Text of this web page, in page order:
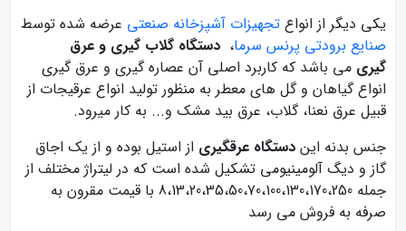
یکی دیگر از انواع تجهیزات آشپزخانه صنعتی عرضه شده توسط
صنایع برودتی پرنس سرما، دستگاه گلاب گیری و عرق
گیری می باشد که کاربرد اصلی آن عصاره گیری و عرق گیری
انواع گیاهان و گل های معطر به منظور تولید انواع عرقیجات از
قبیل عرق نعنا، گلاب، عرق بید مشک و... به کار میرود.
جنس بدنه این دستگاه عرقگیری از استیل بوده و از یک اجاق
گاز و دیگ آلومینیومی تشکیل شده است که در لیتراژ مختلف از
جمله 8،13،20،35،50،70،100،130،170،250 با قیمت مقرون به
صرفه به فروش می رسد